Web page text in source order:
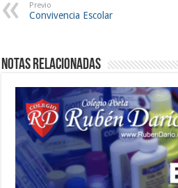
Previo
Convivencia Escolar
Notas Relacionadas